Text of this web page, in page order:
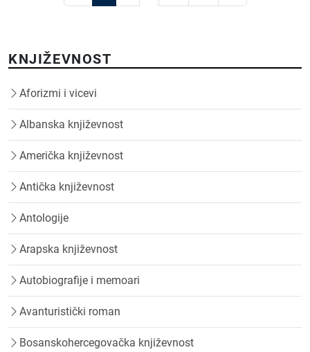
KNJIŽEVNOST
Aforizmi i vicevi
Albanska književnost
Američka književnost
Antička književnost
Antologije
Arapska književnost
Autobiografije i memoari
Avanturistički roman
Bosanskohercegovačka književnost